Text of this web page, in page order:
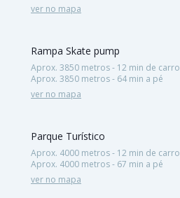
ver no mapa
Rampa Skate pump
Aprox. 3850 metros - 12 min de carro
Aprox. 3850 metros - 64 min a pé
ver no mapa
Parque Turístico
Aprox. 4000 metros - 12 min de carro
Aprox. 4000 metros - 67 min a pé
ver no mapa